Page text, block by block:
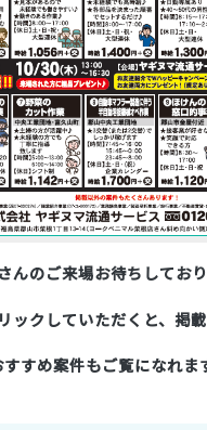
んのご来場お待ちしてお
ックしていただくと、掲
すすめ案件もご覧になれま